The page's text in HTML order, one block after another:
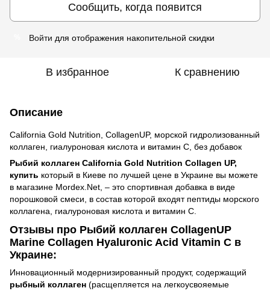
Сообщить, когда появится
Войти для отображения накопительной скидки
В избранное К сравнению
Описание
California Gold Nutrition, CollagenUP, морской гидролизованный
коллаген, гиалуроновая кислота и витамин С, без добавок
Рыбий коллаген California Gold Nutrition Collagen UP,
купить который в Киеве по лучшей цене в Украине вы можете
в магазине Mordex.Net, – это спортивная добавка в виде
порошковой смеси, в состав которой входят пептиды морского
коллагена, гиалуроновая кислота и витамин С.
Отзывы про Рыбий коллаген CollagenUP
Marine Collagen Hyaluronic Acid Vitamin C в
Украине:
Инновационный модернизированный продукт, содержащий
рыбный коллаген (расщепляется на легкоусвояемые